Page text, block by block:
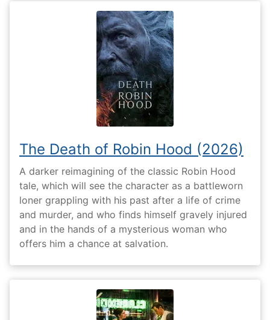
The Death of Robin Hood (2026)
A darker reimagining of the classic Robin Hood
tale, which will see the character as a battleworn
loner grappling with his past after a life of crime
and murder, and who finds himself gravely injured
and in the hands of a mysterious woman who
offers him a chance at salvation.